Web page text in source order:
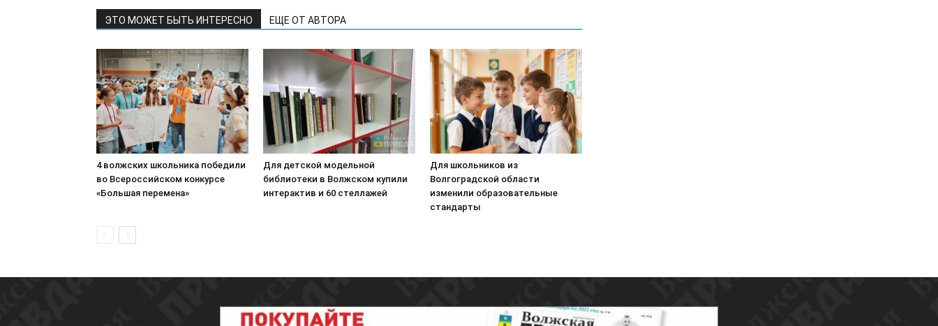
ЭТО МОЖЕТ БЫТЬ ИНТЕРЕСНО ЕЩЕ ОТ АВТОРА
4 волжских школьника победили
во Всероссийском конкурсе
«Большая перемена»
Для детской модельной
библиотеки в Волжском купили
интерактив и 60 стеллажей
Для школьников из
Волгоградской области
изменили образовательные
стандарты